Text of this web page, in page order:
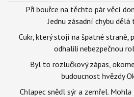
Při bouřce na těchto pár věcí
Jednu zásadní chybu dělá
Cukr, který stojí na špatné straně,
odhalili nebezpečnou
Byl to rozlučkový zápas,
budoucnost hvězdy
Chlapec snědl sýr a zemřel.